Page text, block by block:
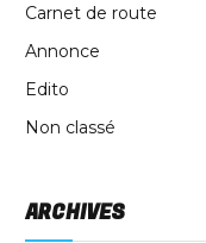
Carnet de route
Annonce
Edito
Non classé
ARCHIVES